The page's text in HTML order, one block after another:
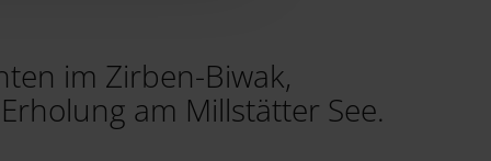
im Zirben-Biwak,
am Millstätter See.